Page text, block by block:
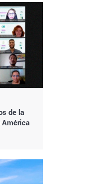
de la
América